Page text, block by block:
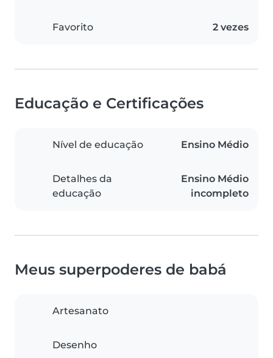
Favorito 2 vezes
Educação e Certificações
Nível de educação Ensino Médio
Detalhes da
educação
Ensino Médio
incompleto
Meus superpoderes de babá
Artesanato
Desenho